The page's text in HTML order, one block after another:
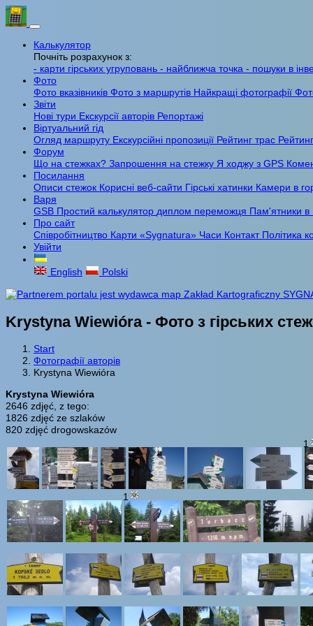
Калькулятор
Почніть розрахунок з:
- карти гірських угруповань - найближча точка - пошуки в
Фото
Фото вказівників Фото з маршрутів Найкращі фотографії
Звіти
Нові тури Екскурсії авторів Репортажі
Віртуальний гід
Огляд маршруту Екскурсійні пропозиції Рейтинг трас
Форум
Що на стежках? Запрошення на стежку Я ходжу з GPS
Посилання
Описи стежок Корисні веб-сайти Гірські хатинки Камери в
Варя
GSB Простий калькулятор диплом переможця Пам'ятники
Про сайт
Співробітництво Карти «Sygnatura» Часи Контакт Політика
Увійти
English Polski
Krystyna Wiewióra - Фото з гірських
Start
Фотографії авторів
Krystyna Wiewióra
Krystyna Wiewióra
2646 zdjęć, z tego:
1826 zdjęć ze szlaków
820 zdjęć drogowskazów
1
1